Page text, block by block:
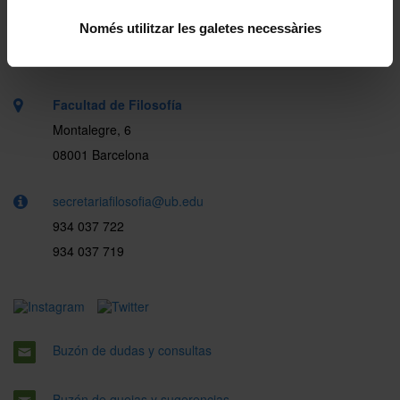
Només utilitzar les galetes necessàries
Facultad de Filosofía
Montalegre, 6
08001 Barcelona
secretariafilosofia@ub.edu
934 037 722
934 037 719
Buzón de dudas y consultas